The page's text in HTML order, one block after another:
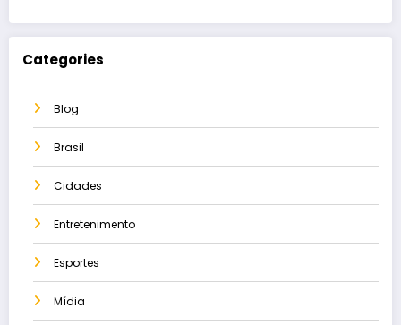
Categories
Blog
Brasil
Cidades
Entretenimento
Esportes
Mídia